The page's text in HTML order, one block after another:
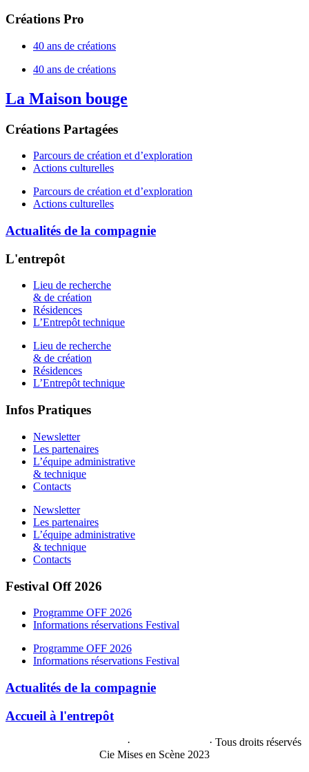
Créations Pro
40 ans de créations
40 ans de créations
La Maison bouge
Créations Partagées
Parcours de création et d’exploration
Actions culturelles
Parcours de création et d’exploration
Actions culturelles
Actualités de la compagnie
L'entrepôt
Lieu de recherche
& de création
Résidences
L’Entrepôt technique
Lieu de recherche
& de création
Résidences
L’Entrepôt technique
Infos Pratiques
Newsletter
Les partenaires
L’équipe administrative
& technique
Contacts
Newsletter
Les partenaires
L’équipe administrative
& technique
Contacts
Festival Off 2026
Programme OFF 2026
Informations réservations Festival
Programme OFF 2026
Informations réservations Festival
Actualités de la compagnie
Accueil à l'entrepôt
·
· Tous droits réservés
Cie Mises en Scène 2023